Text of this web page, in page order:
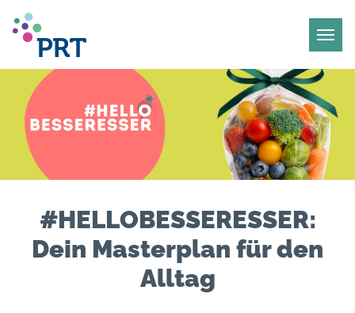
#HELLOBESSERESSER:
Dein Masterplan für den
Alltag